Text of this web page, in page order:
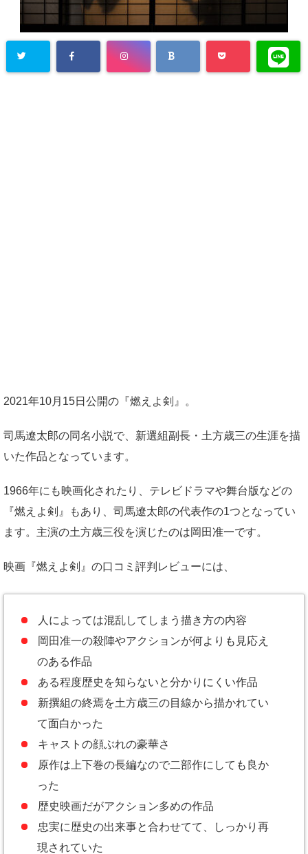
2021年10月15日公開の『燃えよ剣』。
司馬遼太郎の同名小説で、新選組副長・土方歳三の生涯を描
いた作品となっています。
1966年にも映画化されたり、テレビドラマや舞台版などの
『燃えよ剣』もあり、司馬遼太郎の代表作の1つとなってい
ます。主演の土方歳三役を演じたのは岡田准一です。
映画『燃えよ剣』の口コミ評判レビューには、
人によっては混乱してしまう描き方の内容
岡田准一の殺陣やアクションが何よりも見応え
のある作品
ある程度歴史を知らないと分かりにくい作品
新撰組の終焉を土方歳三の目線から描かれてい
て面白かった
キャストの顔ぶれの豪華さ
原作は上下巻の長編なので二部作にしても良か
った
歴史映画だがアクション多めの作品
忠実に歴史の出来事と合わせてて、しっかり再
現されていた